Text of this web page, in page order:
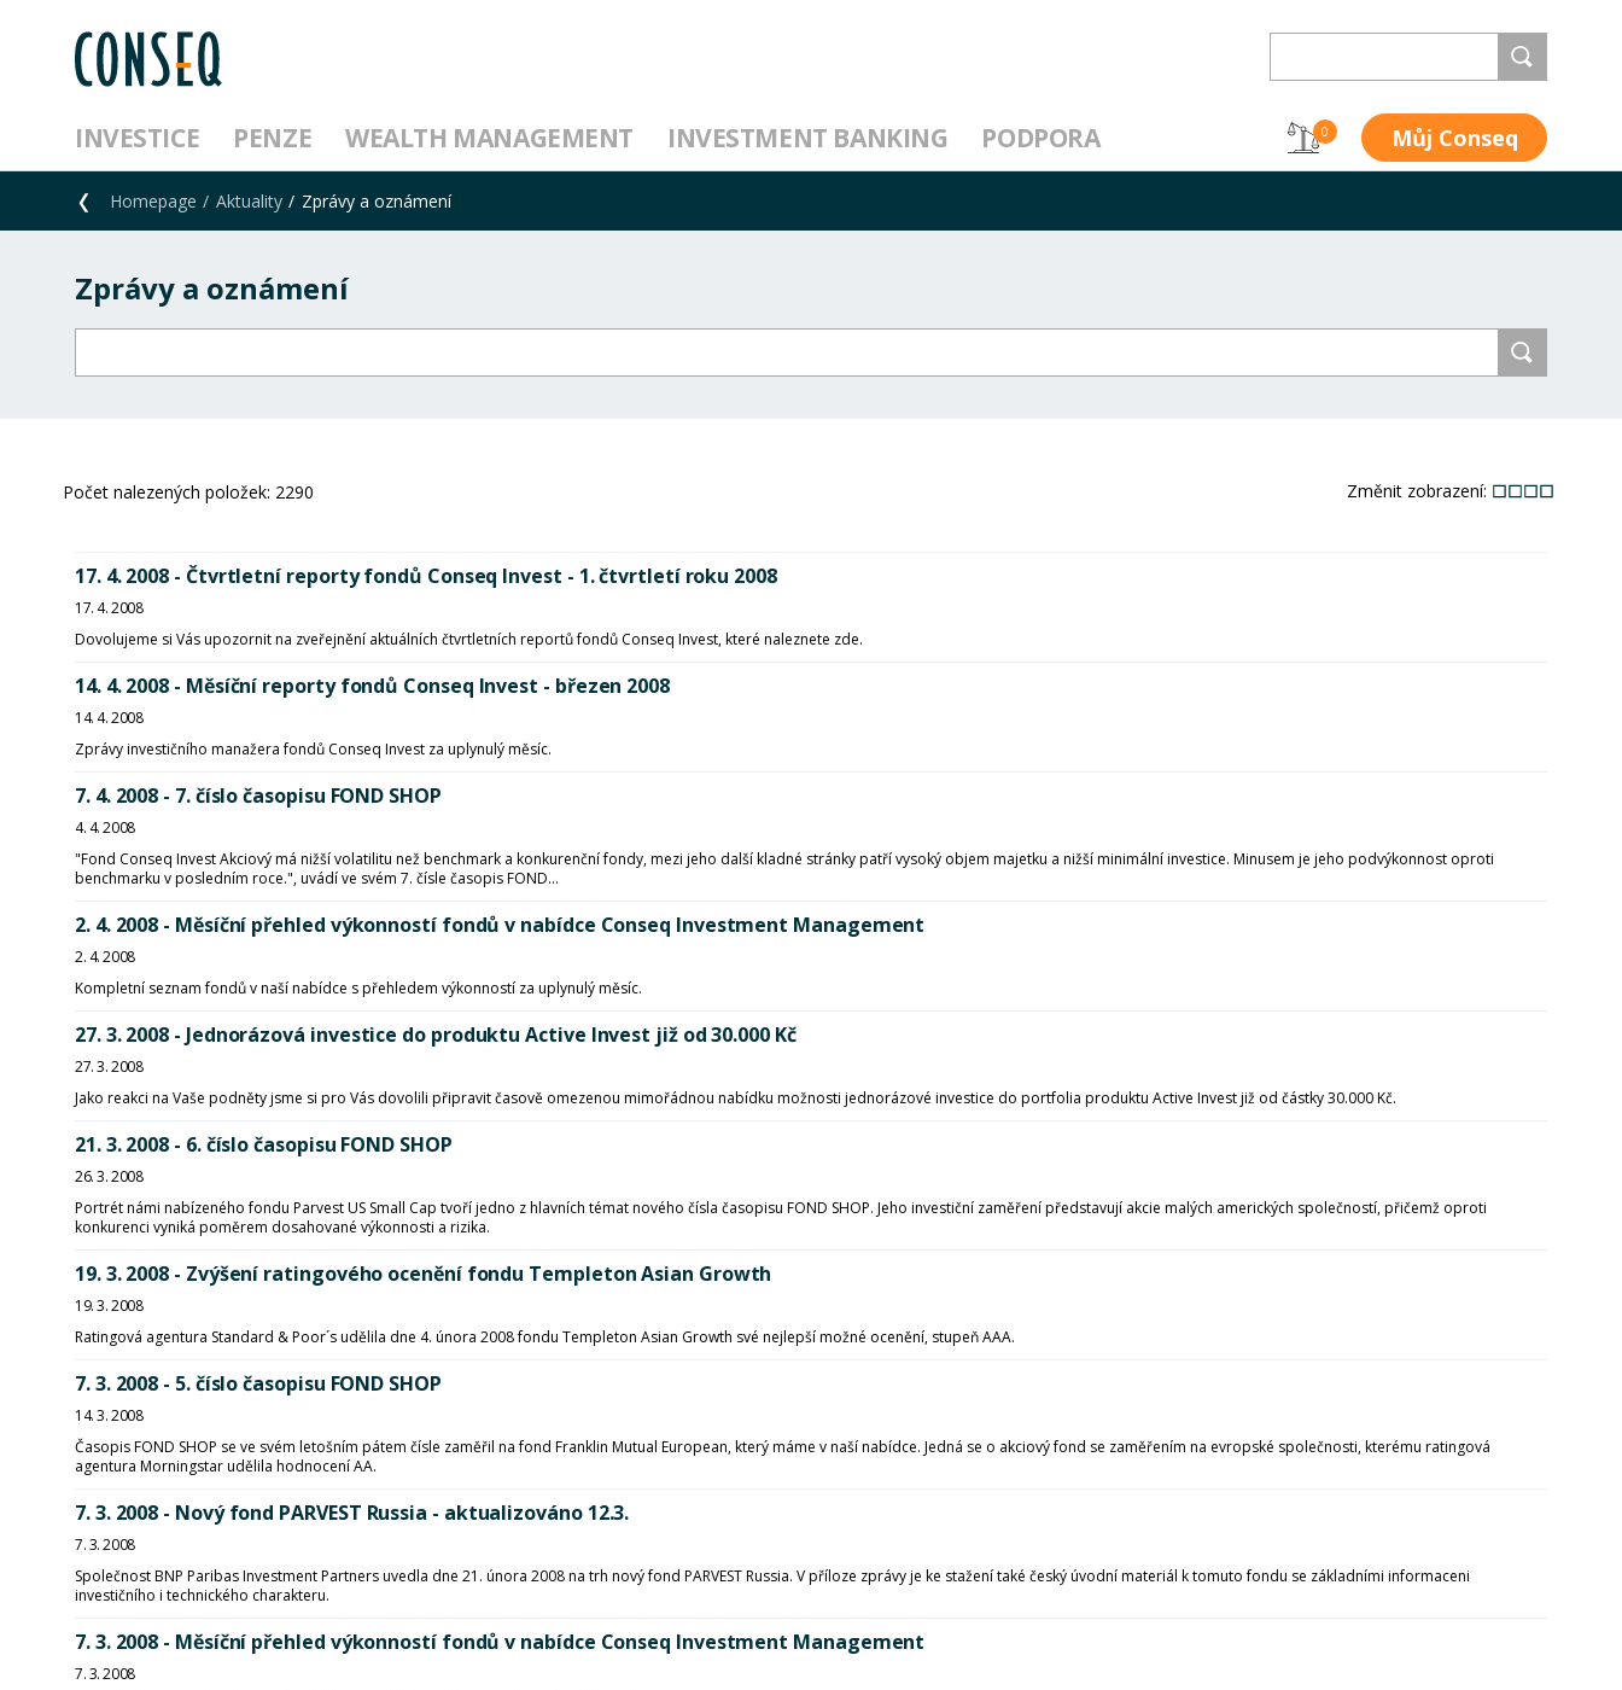
INVESTICE PENZE WEALTH MANAGEMENT INVESTMENT BANKING PODPORA 0 Můj Conseq
Homepage Aktuality Zprávy a oznámení
Zprávy a oznámení
Počet nalezených položek: 2290 Změnit zobrazení:
17. 4. 2008 - Čtvrtletní reporty fondů Conseq Invest - 1. čtvrtletí roku 2008
17. 4. 2008
Dovolujeme si Vás upozornit na zveřejnění aktuálních čtvrtletních reportů fondů Conseq Invest, které naleznete zde.
14. 4. 2008 - Měsíční reporty fondů Conseq Invest - březen 2008
14. 4. 2008
Zprávy investičního manažera fondů Conseq Invest za uplynulý měsíc.
7. 4. 2008 - 7. číslo časopisu FOND SHOP
4. 4. 2008
"Fond Conseq Invest Akciový má nižší volatilitu než benchmark a konkurenční fondy, mezi jeho další kladné stránky patří vysoký objem majetku a nižší minimální investice. Minusem je jeho podvýkonnost oproti
benchmarku v posledním roce.", uvádí ve svém 7. čísle časopis FOND...
2. 4. 2008 - Měsíční přehled výkonností fondů v nabídce Conseq Investment Management
2. 4. 2008
Kompletní seznam fondů v naší nabídce s přehledem výkonností za uplynulý měsíc.
27. 3. 2008 - Jednorázová investice do produktu Active Invest již od 30.000 Kč
27. 3. 2008
Jako reakci na Vaše podněty jsme si pro Vás dovolili připravit časově omezenou mimořádnou nabídku možnosti jednorázové investice do portfolia produktu Active Invest již od částky 30.000 Kč.
21. 3. 2008 - 6. číslo časopisu FOND SHOP
26. 3. 2008
Portrét námi nabízeného fondu Parvest US Small Cap tvoří jedno z hlavních témat nového čísla časopisu FOND SHOP. Jeho investiční zaměření představují akcie malých amerických společností, přičemž oproti
konkurenci vyniká poměrem dosahované výkonnosti a rizika.
19. 3. 2008 - Zvýšení ratingového ocenění fondu Templeton Asian Growth
19. 3. 2008
Ratingová agentura Standard & Poor´s udělila dne 4. února 2008 fondu Templeton Asian Growth své nejlepší možné ocenění, stupeň AAA.
7. 3. 2008 - 5. číslo časopisu FOND SHOP
14. 3. 2008
Časopis FOND SHOP se ve svém letošním pátem čísle zaměřil na fond Franklin Mutual European, který máme v naší nabídce. Jedná se o akciový fond se zaměřením na evropské společnosti, kterému ratingová
agentura Morningstar udělila hodnocení AA.
7. 3. 2008 - Nový fond PARVEST Russia - aktualizováno 12.3.
7. 3. 2008
Společnost BNP Paribas Investment Partners uvedla dne 21. února 2008 na trh nový fond PARVEST Russia. V příloze zprávy je ke stažení také český úvodní materiál k tomuto fondu se základními informaceni
investičního i technického charakteru.
7. 3. 2008 - Měsíční přehled výkonností fondů v nabídce Conseq Investment Management
7. 3. 2008